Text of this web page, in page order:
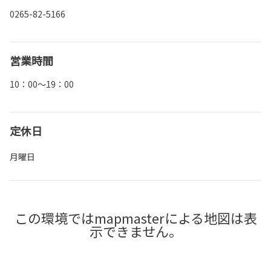
0265-82-5166
営業時間
10：00～19：00
定休日
月曜日
この環境ではmapmasterによる地図は表
示できません。